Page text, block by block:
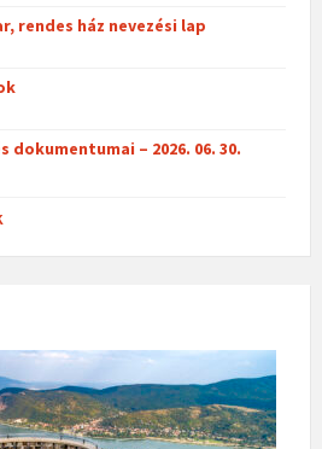
rendes ház nevezési lap
– 2026. 06. 30.